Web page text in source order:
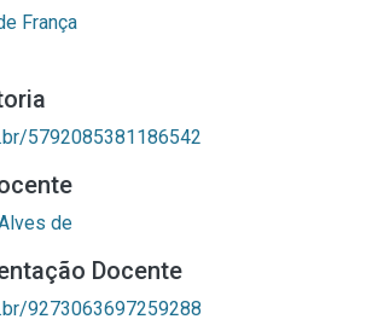
França
5792085381186542
de
Docente
9273063697259288